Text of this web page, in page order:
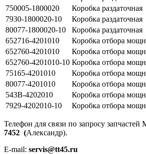
750005-1800020
Коробка раздаточная
7930-1800020-10
Коробка раздаточная
80077-1800020-10
Коробка раздаточная
652716-4201010
Коробка отбора
652760-4201010
Коробка отбора
652760-4201010-10 Коробка отбора
75165-4201010
Коробка отбора
80077-4201010
Коробка отбора
543В-4202010
Коробка отбора
7929-4202010-10
Коpобка отбоpа
Телефон для связи по запросу
7452 (Александр).
E-mail: servis@tt45.ru